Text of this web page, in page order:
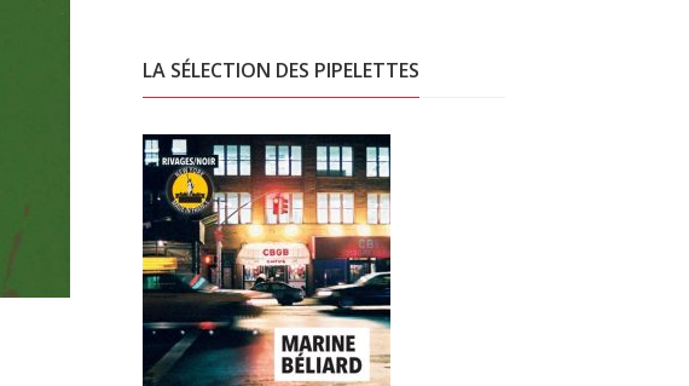
LA SÉLECTION DES PIPELETTES